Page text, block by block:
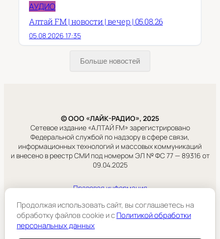
АУДИО
Алтай FM | новости | вечер | 05.08.26
05.08.2026 17:35
Больше новостей
© ООО «ЛАЙК-РАДИО», 2025
Сетевое издание «АЛТАЙ FM» зарегистрировано
Федеральной службой по надзору в сфере связи,
информационных технологий и массовых коммуникаций
и внесено в реестр СМИ под номером ЭЛ № ФС 77 — 89316 от
09.04.2025
Правовая информация
ООО «ЛАЙК-РАДИО».
Продолжая использовать сайт, вы соглашаетесь на
обработку файлов cookie и cПолитикой обработки
персональных данных